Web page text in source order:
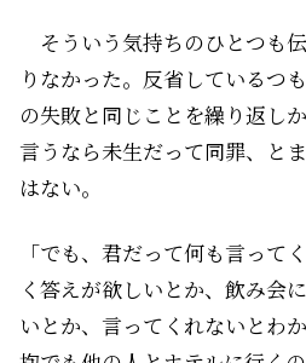
そういう気持ちのひとつも
りなかった。反省しているつ
の失敗と同じことを繰り返し
言うなら未生だって同罪、と
はない。
「でも、君だって何も言って
く答えが欲しいとか、飲み会
いとか、言ってくれないと